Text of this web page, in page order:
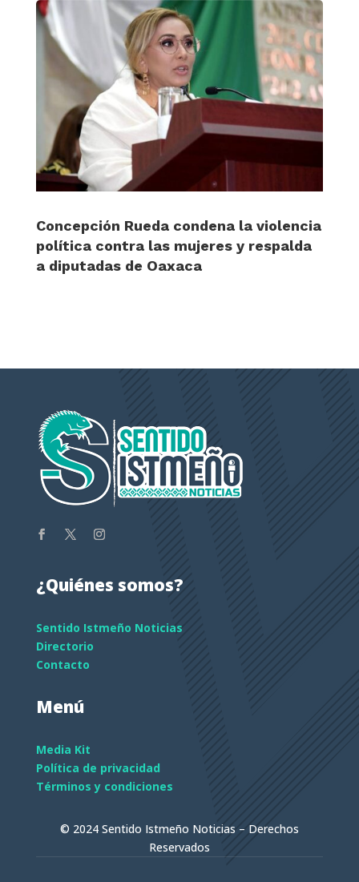
Concepción Rueda condena la violencia
política contra las mujeres y respalda
a diputadas de Oaxaca
¿Quiénes somos?
Sentido Istmeño Noticias
Directorio
Contacto
Menú
Media Kit
Política de privacidad
Términos y condiciones
© 2024 Sentido Istmeño Noticias – Derechos
Reservados